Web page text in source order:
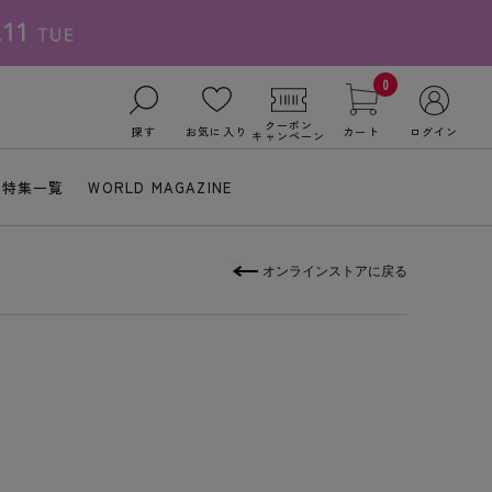
探す お気に入り クーポン
キャンペーン
0
カート ログイン
特集一覧 WORLD MAGAZINE
オンラインストアに戻る